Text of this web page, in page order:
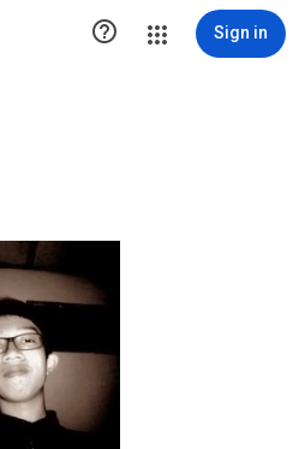
 Sign in